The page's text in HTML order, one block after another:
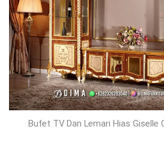
Bufet TV Dan Lemari Hias Giselle